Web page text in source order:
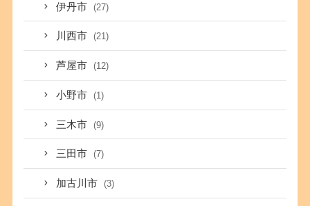
伊丹市 (27)
川西市 (21)
芦屋市 (12)
小野市 (1)
三木市 (9)
三田市 (7)
加古川市 (3)